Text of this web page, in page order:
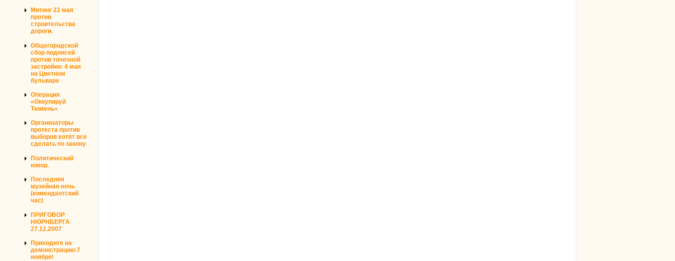
Митинг 22 мая
против
строительства
дороги.
Общегородской
сбор подписей
против точечной
застройки: 4 мая
на Цветном
бульваре
Операция
«Оккупируй
Тюмень»
Организаторы
протеста против
выборов хотят все
сделать по закону
Политический
юмор.
Последняя
музейная ночь
(комендантский
час)
ПРИГОВОР
НЮРНБЕРГА
27.12.2007
Приходите на
демонстрацию 7
ноября!